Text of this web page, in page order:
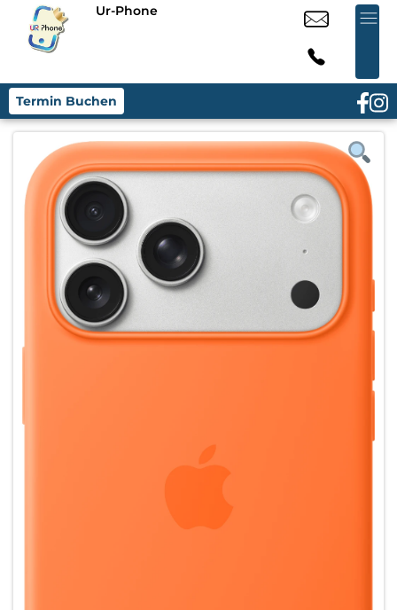
Ur-Phone
Termin Buchen